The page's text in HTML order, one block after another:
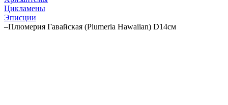
Цикламены
Эписции
–Плюмерия Гавайская (Plumeria Hawaiian) D14см